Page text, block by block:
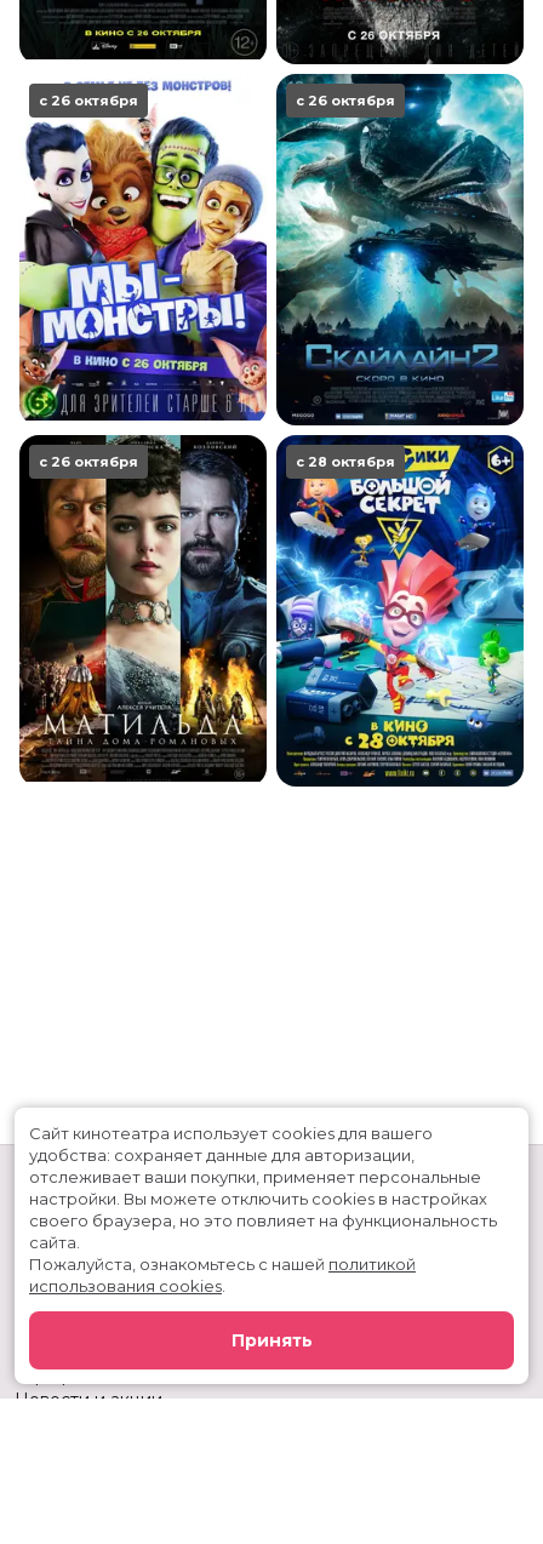
с 26 октября с 26 октября
с 26 октября с 28 октября
Скоро в кино
Тарифы
Новости и акции
Сайт кинотеатра использует cookies для вашего
удобства: сохраняет данные для авторизации,
отслеживает ваши покупки, применяет персональные
настройки. Вы можете отключить cookies в настройках
своего браузера, но это повлияет на функциональность
сайта.
Пожалуйста, ознакомьтесь с нашей политикой
использования cookies
Принять